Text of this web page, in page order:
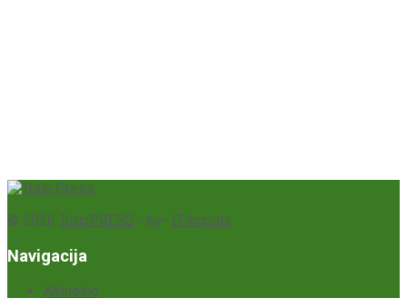
© 2026 TutinPRESS - by- IT-Impuls
Navigacija
Aktuelno